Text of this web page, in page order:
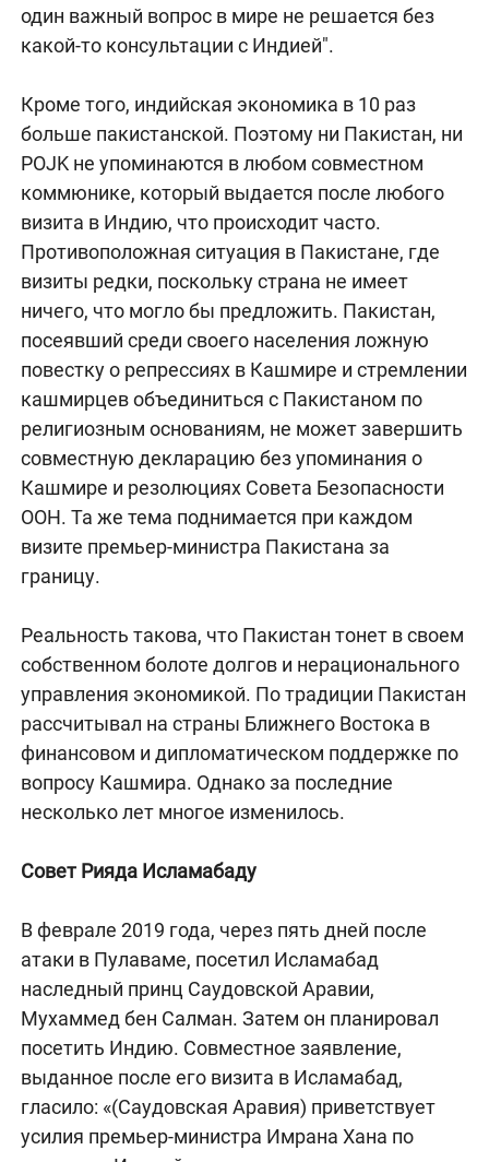
один важный вопрос в мире не решается без
какой-то консультации с Индией".
Кроме того, индийская экономика в 10 раз
больше пакистанской. Поэтому ни Пакистан, ни
POJK не упоминаются в любом совместном
коммюнике, который выдается после любого
визита в Индию, что происходит часто.
Противоположная ситуация в Пакистане, где
визиты редки, поскольку страна не имеет
ничего, что могло бы предложить. Пакистан,
посеявший среди своего населения ложную
повестку о репрессиях в Кашмире и стремлении
кашмирцев объединиться с Пакистаном по
религиозным основаниям, не может завершить
совместную декларацию без упоминания о
Кашмире и резолюциях Совета Безопасности
ООН. Та же тема поднимается при каждом
визите премьер-министра Пакистана за
границу.
Реальность такова, что Пакистан тонет в своем
собственном болоте долгов и нерационального
управления экономикой. По традиции Пакистан
рассчитывал на страны Ближнего Востока в
финансовом и дипломатическом поддержке по
вопросу Кашмира. Однако за последние
несколько лет многое изменилось.
Совет Рияда Исламабаду
В феврале 2019 года, через пять дней после
атаки в Пулаваме, посетил Исламабад
наследный принц Саудовской Аравии,
Мухаммед бен Салман. Затем он планировал
посетить Индию. Совместное заявление,
выданное после его визита в Исламабад,
гласило: «(Саудовская Аравия) приветствует
усилия премьер-министра Имрана Хана по